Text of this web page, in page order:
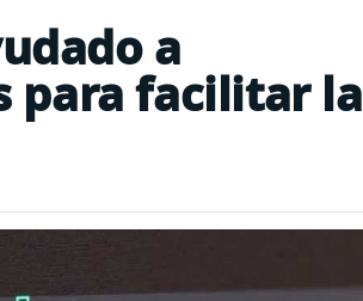
a
para facilitar la